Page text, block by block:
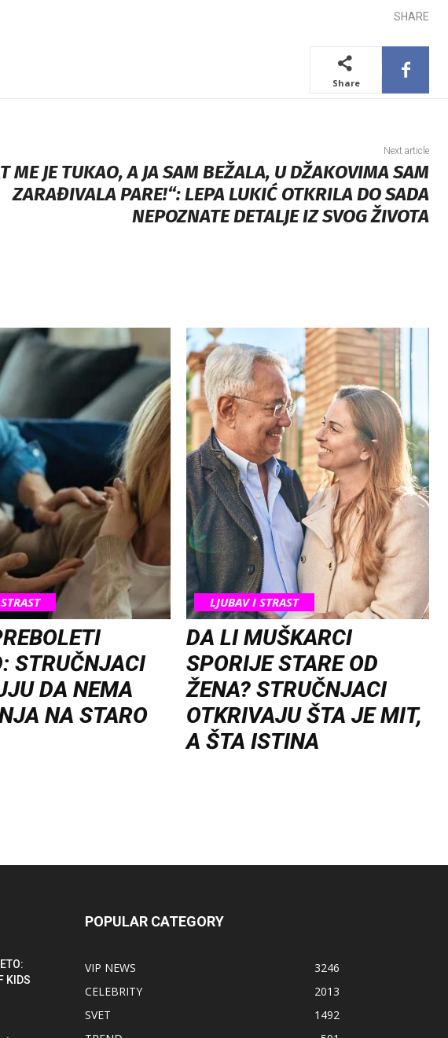
SHARE
Share
Next article
ME JE TUKAO, A JA SAM BEŽALA, U DŽAKOVIMA SAM
ZARAĐIVALA PARE!“: LEPA LUKIĆ OTKRILA DO SADA
NEPOZNATE DETALJE IZ SVOG ŽIVOTA
STRUČNJACI
DA NEMA
NA STARO
LJUBAV I STRAST
DA LI MUŠKARCI
SPORIJE STARE OD
ŽENA? STRUČNJACI
OTKRIVAJU ŠTA JE MIT,
A ŠTA ISTINA
KIDS
POPULAR CATEGORY
VIP NEWS
3246
CELEBRITY
2013
SVET
1492